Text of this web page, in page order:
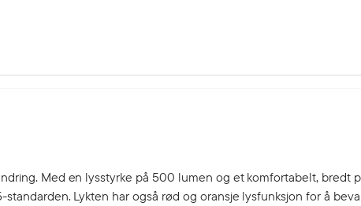
Med en lysstyrke på 500 lumen og et komfortabelt, bredt
Lykten har også rød og oransje lysfunksjon for å